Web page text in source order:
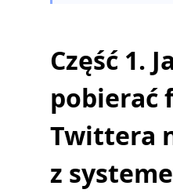
Część 1.
pobierać
Twittera
z